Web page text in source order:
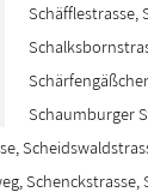
Schäfflestrasse,
Schaumburger